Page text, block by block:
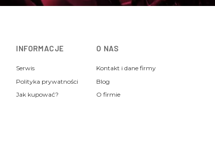
INFORMACJE
Serwis
Polityka prywatności
Jak kupować?
O NAS
Kontakt i dane firmy
Blog
O firmie